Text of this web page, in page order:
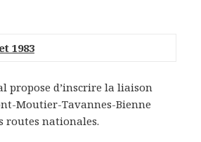
1983
propose d’inscrire la liaison
Moutier-Tavannes-Bienne
routes nationales.